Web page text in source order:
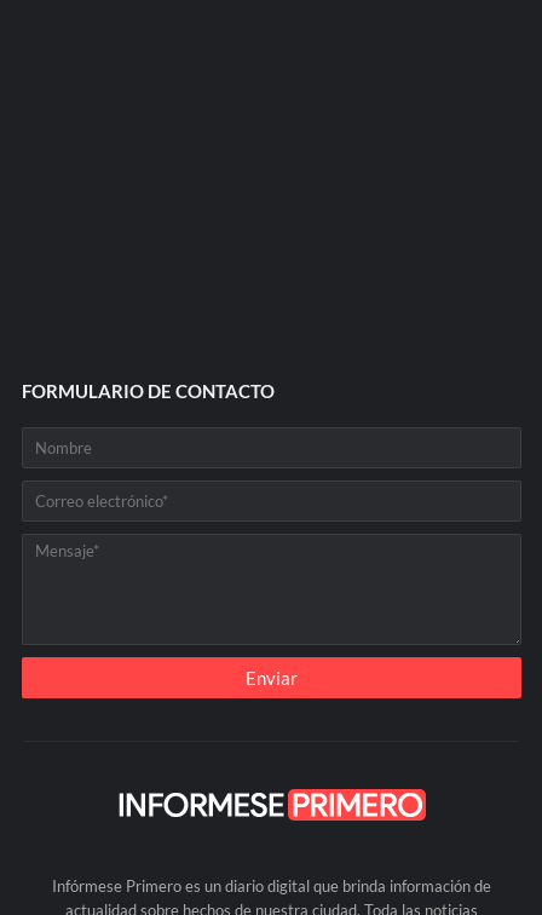
FORMULARIO DE CONTACTO
Infórmese Primero es un diario digital que brinda información de
actualidad sobre hechos de nuestra ciudad. Toda las noticias